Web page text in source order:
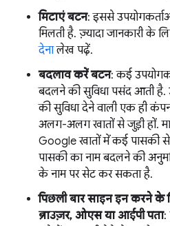
मिटाएं बटन: इससे
मिलती है. ज़्यादा जानकारी के
देनालेख पढ़ें.
बदलाव करें बटन: कई
बदलने की सुविधा पसंद आती
की सुविधा देने वाली एक ही
अलग-अलग खातों से जुड़ी हों.
Google खातों में कई पासकी
पासकी का नाम बदलने की
के नाम पर सेट कर सकता है.
पिछली बार साइन इन करने के
ब्राउज़र, ओएस या आईपी पता: